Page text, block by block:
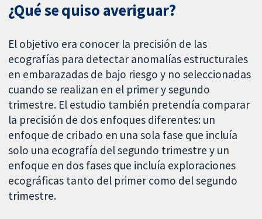
¿Qué se quiso averiguar?
El objetivo era conocer la precisión de las
ecografías para detectar anomalías estructurales
en embarazadas de bajo riesgo y no seleccionadas
cuando se realizan en el primer y segundo
trimestre. El estudio también pretendía comparar
la precisión de dos enfoques diferentes: un
enfoque de cribado en una sola fase que incluía
solo una ecografía del segundo trimestre y un
enfoque en dos fases que incluía exploraciones
ecográficas tanto del primer como del segundo
trimestre.